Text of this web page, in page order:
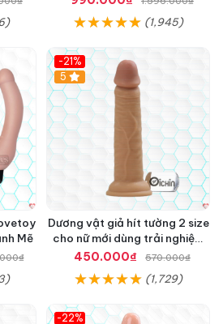
(1,945)
Mẽ
-21%
Hot
5
Dương vật giả hít tường 2 size
cho nữ mới dùng trải nghiệm
thật
450.000₫ 570.000₫
(1,729)
-22%